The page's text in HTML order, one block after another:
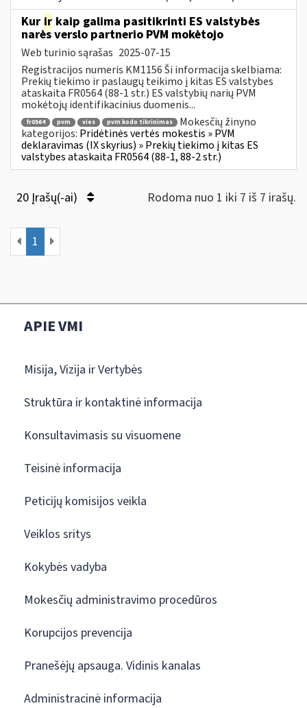
Kur ir kaip galima pasitikrinti ES valstybės
narės verslo partnerio PVM mokėtojo
Web turinio sąrašas 2025-07-15
Registracijos numeris KM1156 Ši informacija skelbiama:
Prekių tiekimo ir paslaugų teikimo į kitas ES valstybes
ataskaita FR0564 (88-1 str.) ES valstybių narių PVM
mokėtojų identifikacinius duomenis...
fr0564 pvm vies pvm kodo tikrinimas
Mokesčių žinyno
kategorijos: Pridėtinės vertės mokestis » PVM
deklaravimas (IX skyrius) » Prekių tiekimo į kitas ES
valstybes ataskaita FR0564 (88-1, 88-2 str.)
20 Įrašų(-ai) Rodoma nuo 1 iki 7 iš 7 irašų.
1
APIE VMI
Misija, Vizija ir Vertybės
Struktūra ir kontaktinė informacija
Konsultavimasis su visuomene
Teisinė informacija
Peticijų komisijos veikla
Veiklos sritys
Kokybės vadyba
Mokesčių administravimo procedūros
Korupcijos prevencija
Pranešėjų apsauga. Vidinis kanalas
Administracinė informacija